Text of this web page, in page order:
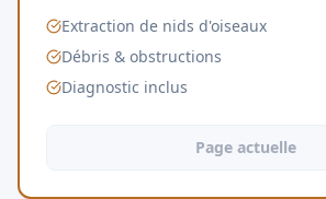
Extraction de nids d'oiseaux
Débris & obstructions
Diagnostic inclus
Page actuelle